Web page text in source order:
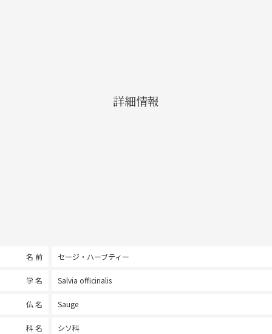
詳細情報
名 前 セージ・ハーブティー
学 名 Salvia officinalis
仏 名 Sauge
科 名 シソ科